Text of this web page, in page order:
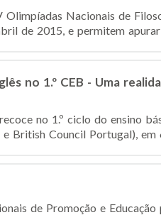
Olimpíadas Nacionais de
de 2015, e permitem apurar
no 1.º CEB - Uma
no 1.º ciclo do ensino
British Council Portugal), em
de Promoção e Educação